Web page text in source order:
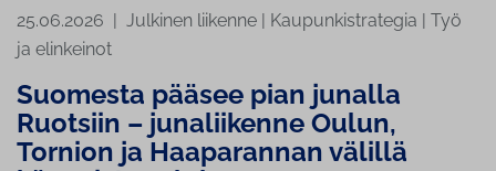
25.06.2026 | Julkinen liikenne | Kaupunkistrategia | Työ
ja elinkeinot
Suomesta pääsee pian junalla
Ruotsiin – junaliikenne Oulun,
Tornion ja Haaparannan välillä